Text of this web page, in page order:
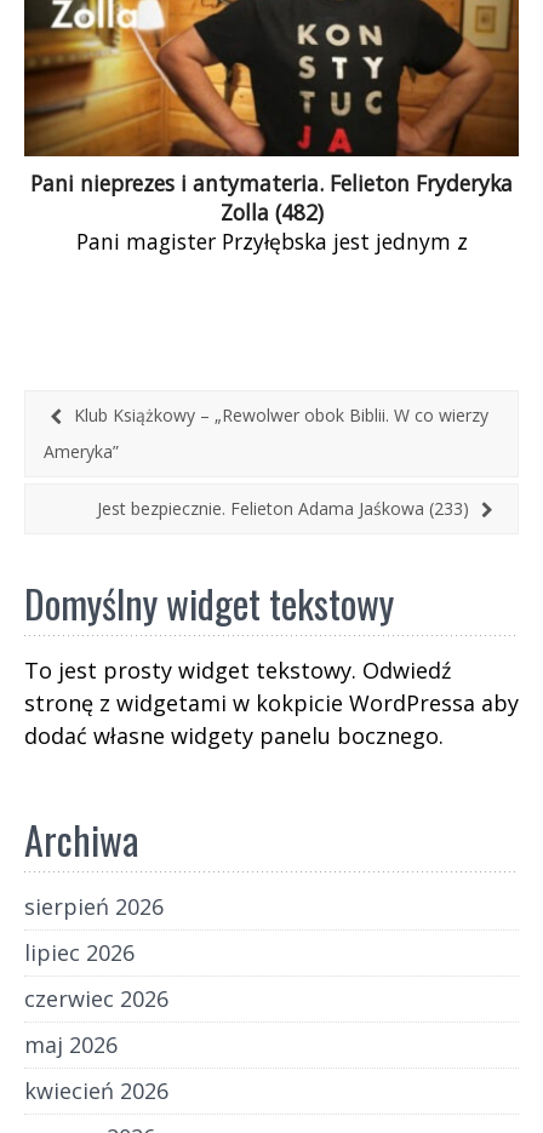
Pani nieprezes i antymateria. Felieton Fryderyka
Zolla (482)
Pani magister Przyłębska jest jednym z
miarę swojej stwierdzonej przez redaktora
Wildsteina wielkości. Przypomina to nieco
Makuszyńskiego: do Stanisława
teatralnych, prosząc o ich przeczytanie i
wystawienie zaświadczenia o niesłychanym
czegoś takiego czytanie wcale nie jest konieczne,
i wystawił dokument: „Na usilne, osobiste
żądanie pana Kapuśniaczka oświadczam, że jest
Klub Książkowy – „Rewolwer obok Biblii. W co wierzy
Ameryka”
Jest bezpiecznie. Felieton Adama Jaśkowa (233)
Domyślny widget tekstowy
To jest prosty widget tekstowy. Odwiedź
stronę z widgetami w kokpicie WordPressa aby
dodać własne widgety panelu bocznego.
Archiwa
sierpień 2026
lipiec 2026
czerwiec 2026
maj 2026
kwiecień 2026